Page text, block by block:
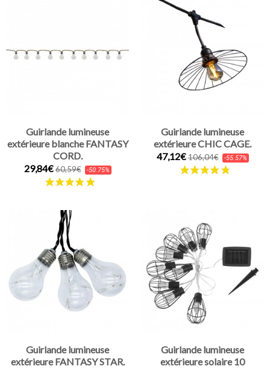
Guirlande lumineuse
extérieure blanche FANTASY
CORD.
29,84€60,59€ -50.75%
Guirlande lumineuse
extérieure CHIC CAGE.
47,12€106,04€ -55.57%
Guirlande lumineuse
extérieure FANTASY STAR.
Guirlande lumineuse
extérieure solaire 10